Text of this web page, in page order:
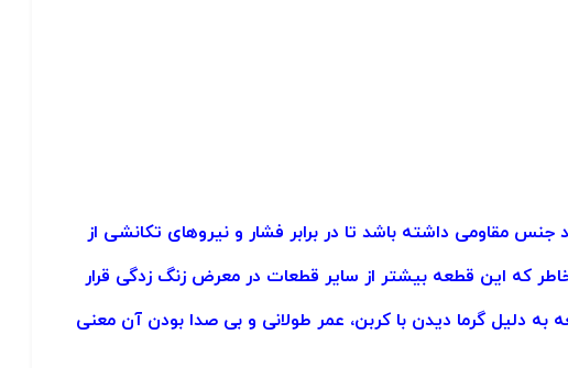
داشته باشد تا در برابر فشار و نیروهای تکانشی از
که این قطعه بیشتر از سایر قطعات در معرض زنگ زدگی قرار
دلیل گرما دیدن با کربن، عمر طولانی و بی صدا بودن آن معنی